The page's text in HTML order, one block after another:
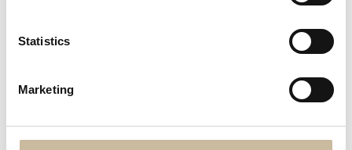
Statistics
Marketing